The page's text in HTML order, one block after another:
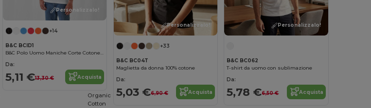
Personalizzalo!
+14
B&C BCID1
Da:
5,11 €13,30 € Acquista
Personalizzalo!
+33
B&C BC04T
Maglietta da donna 100% cotone
Da:
5,03 €6,90 € Acquista
Personalizzalo!
B&C BC062
T-shirt da uomo con sublimazione
Da:
5,78 €6,50 € Acquista
Organic
Cotton